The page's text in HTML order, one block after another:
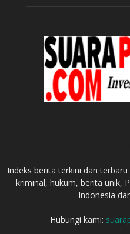
Indeks berita terkini dan
kriminal, hukum, berita unik,
Indonesia
Hubungi kami: